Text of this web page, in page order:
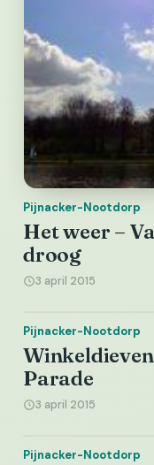
Pijnacker-Nootdorp
Het weer –
droog
3 april 2015
Pijnacker-Nootdorp
Parade
3 april 2015
Pijnacker-Nootdorp